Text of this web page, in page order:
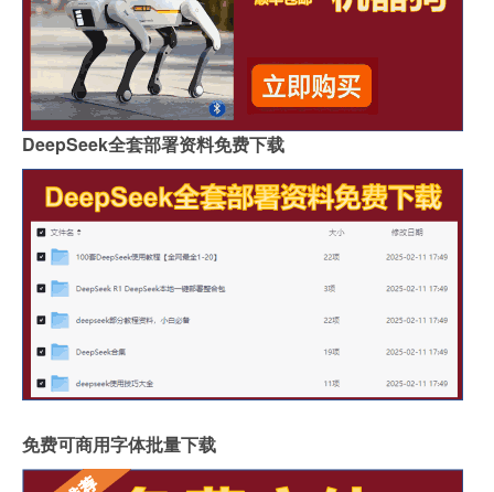
DeepSeek全套部署资料免费下载
免费可商用字体批量下载